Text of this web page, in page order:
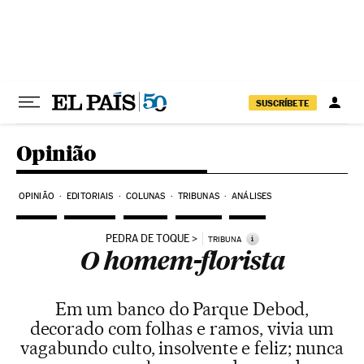
SUSCRÍBETE
Opinião
OPINIÃO EDITORIAIS COLUNAS TRIBUNAS ANÁLISES
PEDRA DE TOQUE TRIBUNA i
O homem-florista
Em um banco do Parque Debod,
decorado com folhas e ramos, vivia um
vagabundo culto, insolvente e feliz; nunca